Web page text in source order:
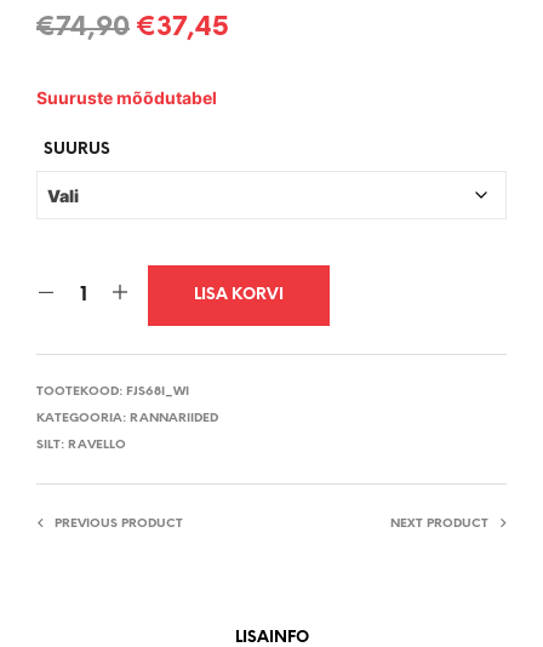
€74,90 Algne
oli:
€37,45
Suuruste mõõdutabel
SUURUS
LISA KORVI
TOOTEKOOD: FJS68I_WI
KATEGOORIA: RANNARIIDED
SILT: RAVELLO
PREVIOUS PRODUCT NEXT PRODUCT
LISAINFO